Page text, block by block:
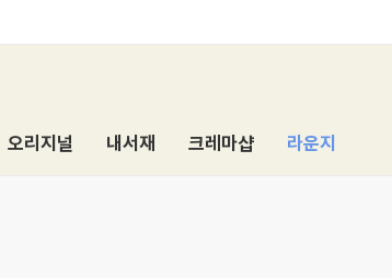
오리지널 내서재 크레마샵 라운지